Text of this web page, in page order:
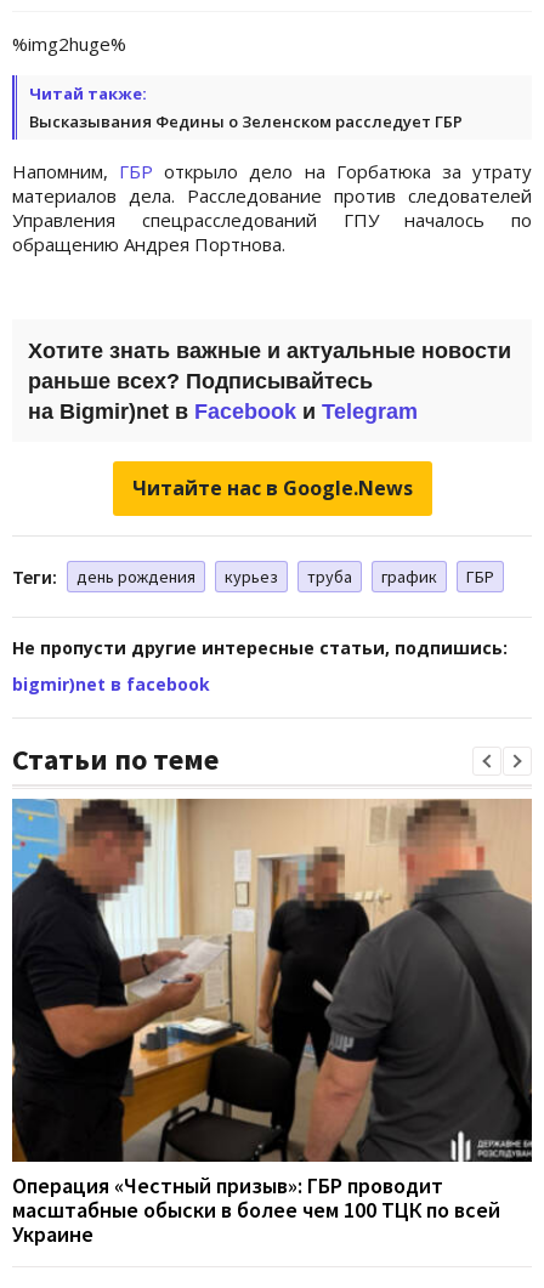
%img2huge%
Читай также:
Высказывания Федины о Зеленском расследует ГБР
Напомним, ГБРоткрыло дело на Горбатюка за утрату
материалов дела. Расследование против следователей
Управления спецрасследований ГПУ началось по
обращению Андрея Портнова.
Хотите знать важные и актуальные новости
раньше всех? Подписывайтесь
на Bigmir)net в Facebook и Telegram
Читайте нас в Google.News
Теги: день рождения курьез труба график ГБР
Не пропусти другие интересные статьи, подпишись:
bigmir)net в facebook
Статьи по теме
Операция «Честный призыв»: ГБР проводит
масштабные обыски в более чем 100 ТЦК по всей
Украине